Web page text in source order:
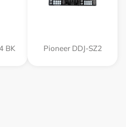
BK Pioneer DDJ-SZ2